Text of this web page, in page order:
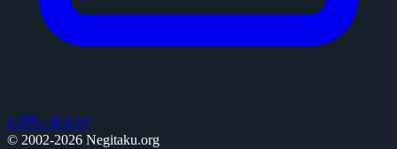
お問い合わせ
© 2002-2026 Negitaku.org